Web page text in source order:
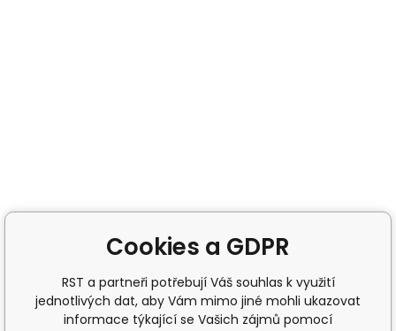
Cookies a GDPR
RST a partneři potřebují Váš souhlas k využití
jednotlivých dat, aby Vám mimo jiné mohli ukazovat
informace týkající se Vašich zájmů pomocí